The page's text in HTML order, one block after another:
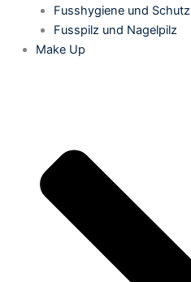
Fusshygiene und Schutz
Fusspilz und Nagelpilz
Make Up